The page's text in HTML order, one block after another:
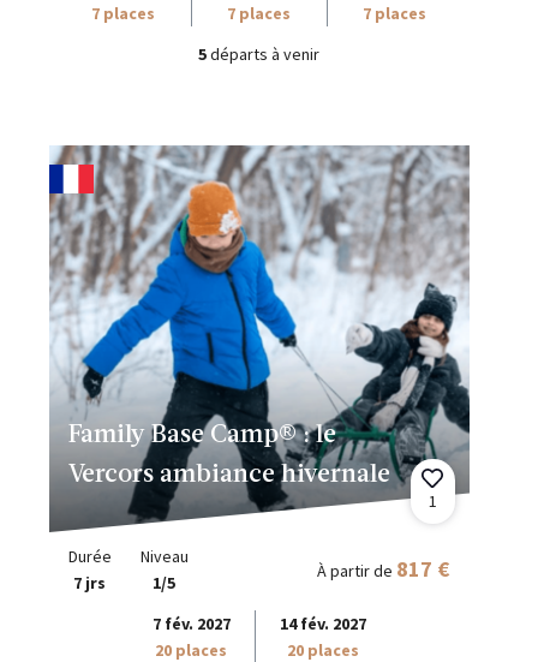
7 places 7 places
7 places
5départs à venir
Family Base Camp® : le
Vercors ambiance hivernale
1
Durée
7 jrs
Niveau
1/5
À partir de 817 €
7 fév. 2027
20 places
14 fév. 2027
20 places